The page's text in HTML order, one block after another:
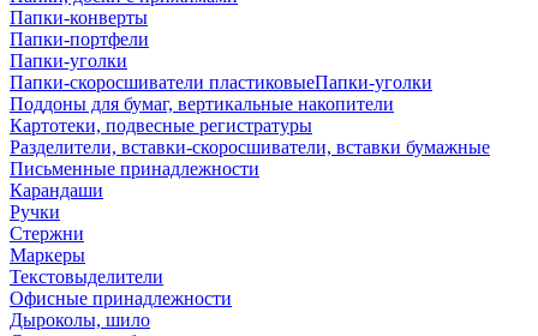
Папки-конверты
Папки-портфели
Папки-уголки
Папки-скоросшиватели пластиковыеПапки-уголки
Поддоны для бумаг, вертикальные накопители
Картотеки, подвесные регистратуры
Разделители, вставки-скоросшиватели, вставки бумажные
Письменные принадлежности
Карандаши
Ручки
Стержни
Маркеры
Текстовыделители
Офисные принадлежности
Дыроколы, шило